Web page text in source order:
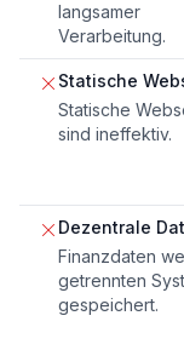
langsamer
Verarbeitung.
Statische
Statische
sind ineffektiv.
Dezentrale
Finanzdaten
getrennten
gespeichert.